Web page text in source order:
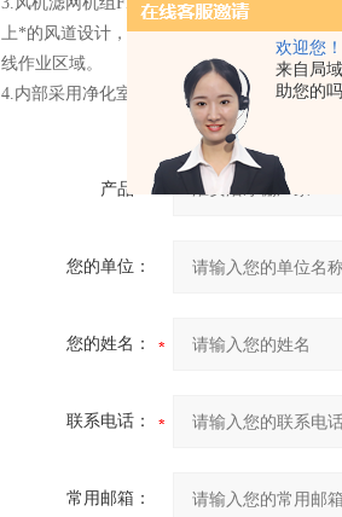
欢迎您！
来自局
助您的
上*的风道设计，大大提高了风机的效率、降
线作业区域。
4.内部采用净化室净化灯，不产尘；
产品：
您的单位：
您的姓名：
联系电话：
常用邮箱：